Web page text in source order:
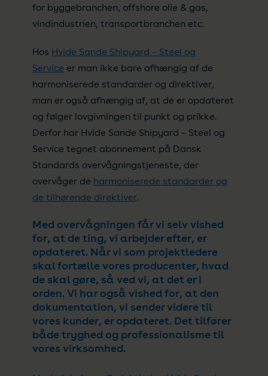
for byggebranchen, offshore olie & gas,
vindindustrien, transportbranchen etc.
Hos Hvide Sande Shipyard – Steel og
Service er man ikke bare afhængig af de
harmoniserede standarder og direktiver,
man er også afhængig af, at de er opdateret
og følger lovgivningen til punkt og prikke.
Derfor har Hvide Sande Shipyard – Steel og
Service tegnet abonnement på Dansk
Standards overvågningstjeneste, der
overvåger de harmoniserede standarder og
de tilhørende direktiver.
Med overvågningen får vi selv vished
for, at de ting, vi arbejder efter, er
opdateret. Når vi som projektledere
skal fortælle vores producenter, hvad
de skal gøre, så ved vi, at det er i
orden. Vi har også vished for, at den
dokumentation, vi sender videre til
vores kunder, er opdateret. Det tilfører
både tryghed og professionalisme til
vores virksomhed.